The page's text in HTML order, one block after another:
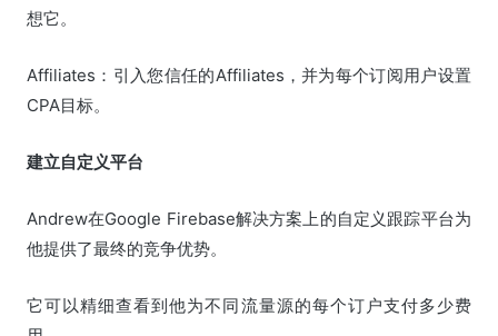
想它。
Affiliates：引入您信任的Affiliates，并为每个订阅用户设置
CPA目标。
建立自定义平台
Andrew在Google Firebase解决方案上的自定义跟踪平台为
他提供了最终的竞争优势。
它可以精细查看到他为不同流量源的每个订户支付多少费